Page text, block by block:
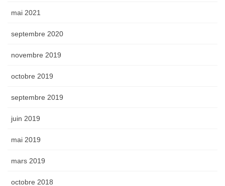
mai 2021
septembre 2020
novembre 2019
octobre 2019
septembre 2019
juin 2019
mai 2019
mars 2019
octobre 2018